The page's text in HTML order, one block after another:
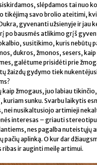
slėpdamos tai nuo
tikėjimą savo brolio ateitimi,
gyvenanti užsienyje ir jau
po bausmės atlikimo grįš
susitikimo, kuris nebūtų
dukros, žmonos, sesers,
galėtume prisidėti prie
žaizdų gydymo tiek
kaip žmogaus, juo labiau
sunku. Svarbu laikytis
nei nusikaltusiojo artimieji
interesas – griauti
nes pagalba nuteistųjų
pačių aplinką. O kur dar
ribas ir auginti meilę artimui.